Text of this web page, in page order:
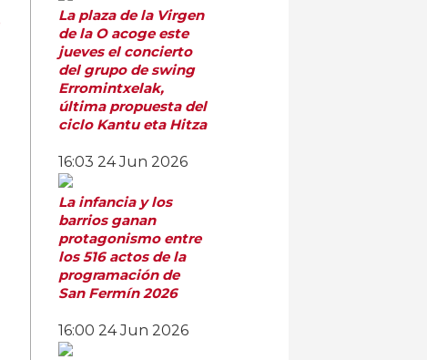
La plaza de la Virgen
de la O acoge este
jueves el concierto
del grupo de swing
Erromintxelak,
última propuesta del
ciclo Kantu eta Hitza
16:03 24 Jun 2026
La infancia y los
barrios ganan
protagonismo entre
los 516 actos de la
programación de
San Fermín 2026
16:00 24 Jun 2026